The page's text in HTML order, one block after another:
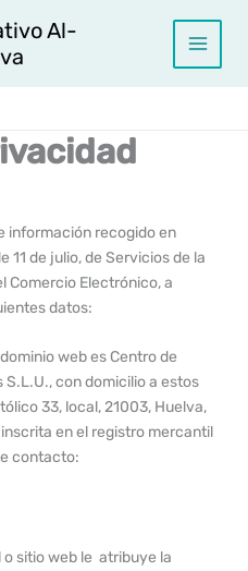
Al-
información recogido en
de julio, de Servicios de la
Comercio Electrónico, a
datos:
web es Centro de
con domicilio a estos
33, local, 21003, Huelva,
en el registro mercantil
contacto:
sitio web le atribuye la